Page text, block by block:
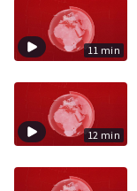
11 min
12 min